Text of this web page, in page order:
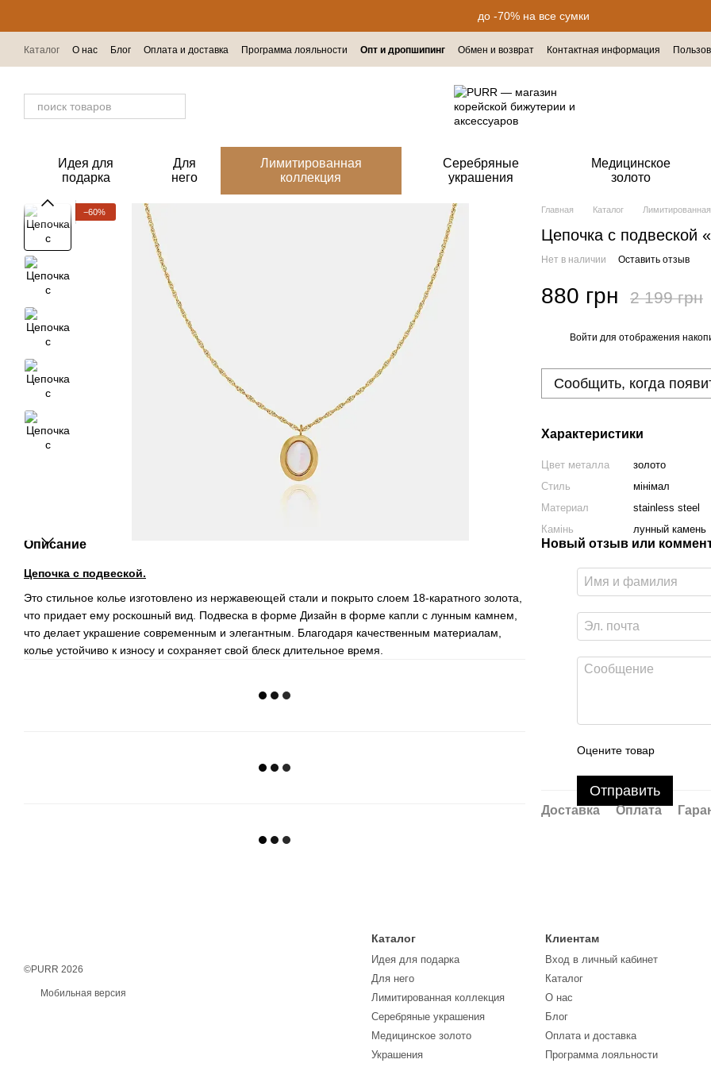
до -70% на все сумки
Каталог О нас Блог Оплата и доставка Программа лояльности Опт и дропшипинг Обмен и возврат Контактная информация
Отзывы о магазине
Идея для
подарка
Для
него
Лимитированная
коллекция
Серебряные
украшения
Медицинское
золото
−60%
Описание
Цепочка с подвеской.
Это стильное колье изготовлено из нержавеющей стали и покрыто слоем 18-каратного золота,
что придает ему роскошный вид. Подвеска в форме Дизайн в форме капли с лунным камнем,
что делает украшение современным и элегантным. Благодаря качественным материалам,
колье устойчиво к износу и сохраняет свой блеск длительное время.
Главная Каталог
Цепочка с подвеской
Нет в наличии Оставить отзыв
880 грн 2 199 грн
Войти для отображения
Сообщить, когда
Характеристики
Цвет металла
золото
Стиль
мінімал
Материал
stainless steel
Камінь
лунный камень
Новый отзыв или
Оцените товар
Отправить
Доставка Оплата
©PURR 2026
Мобильная версия
Каталог
Идея для подарка
Для него
Лимитированная коллекция
Серебряные украшения
Медицинское золото
Украшения
Клиентам
Вход в личный кабинет
Каталог
О нас
Блог
Оплата и доставка
Программа лояльности